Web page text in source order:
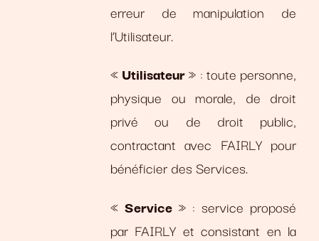
erreur de manipulation de
l’Utilisateur.
« Utilisateur» : toute personne,
physique ou morale, de droit
privé ou de droit public,
contractant avec FAIRLY pour
bénéficier des Services.
« Service » : service proposé
par FAIRLY et consistant en la